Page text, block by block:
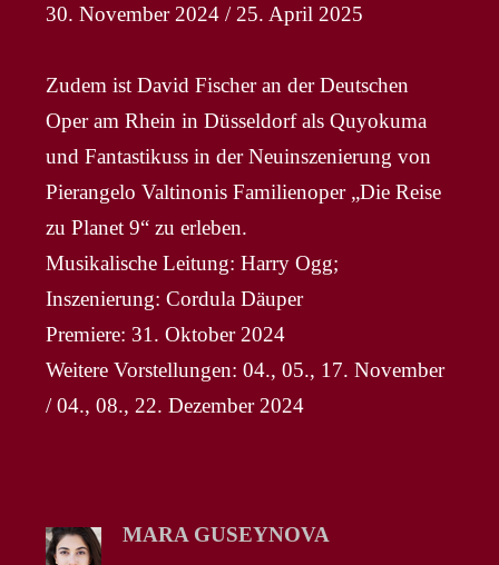
30. November 2024 / 25. April 2025
Zudem ist David Fischer an der Deutschen
Oper am Rhein in Düsseldorf als Quyokuma
und Fantastikuss in der Neuinszenierung von
Pierangelo Valtinonis Familienoper „Die Reise
zu Planet 9“ zu erleben.
Musikalische Leitung: Harry Ogg;
Inszenierung: Cordula Däuper
Premiere: 31. Oktober 2024
Weitere Vorstellungen: 04., 05., 17. November
/ 04., 08., 22. Dezember 2024
MARA GUSEYNOVA